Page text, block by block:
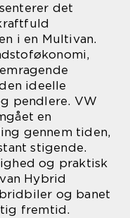
det
i en Multivan.
ideelle
pendlere. VW
en
gennem tiden,
stigende.
og praktisk
Hybrid
og banet
fremtid.